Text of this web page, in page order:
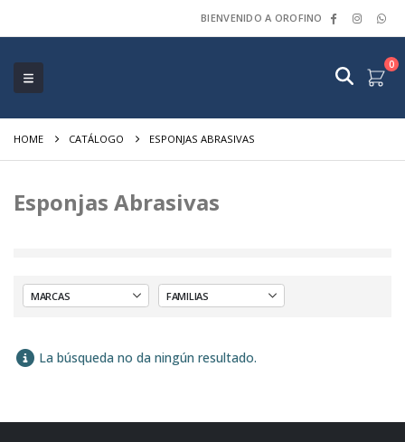
BIENVENIDO A OROFINO
0
HOME CATÁLOGO ESPONJAS ABRASIVAS
Esponjas Abrasivas
La búsqueda no da ningún resultado.